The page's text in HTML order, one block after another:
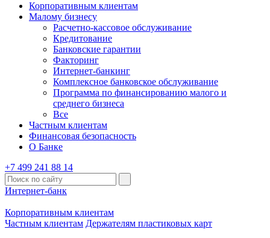
Корпоративным клиентам
Малому бизнесу
Расчетно-кассовое обслуживание
Кредитование
Банковские гарантии
Факторинг
Интернет-банкинг
Комплексное банковское обслуживание
Программа по финансированию малого и
среднего бизнеса
Все
Частным клиентам
Финансовая безопасность
О Банке
+7 499 241 88 14
Интернет-банк
Корпоративным клиентам
Частным клиентам Держателям пластиковых карт